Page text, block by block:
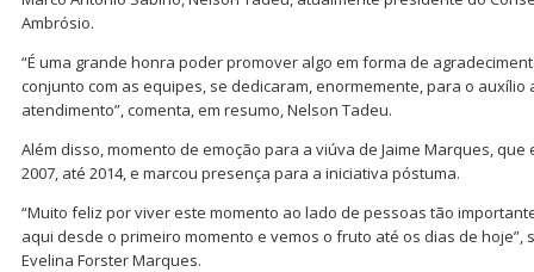
Ambrósio.
“É uma grande honra poder promover algo em forma de
conjunto com as equipes, se dedicaram, enormemente, para o auxílio
atendimento”, comenta, em resumo, Nelson Tadeu.
Além disso, momento de emoção para a viúva de Jaime Marques,
2007, até 2014, e marcou presença para a iniciativa póstuma.
“Muito feliz por viver este momento ao lado de pessoas tão
aqui desde o primeiro momento e vemos o fruto até os dias de hoje”,
Evelina Forster Marques.